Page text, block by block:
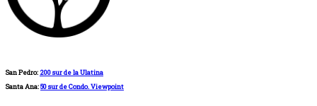
San Pedro: 200 sur de la Ulatina
Santa Ana:50 sur de Condo. Viewpoint